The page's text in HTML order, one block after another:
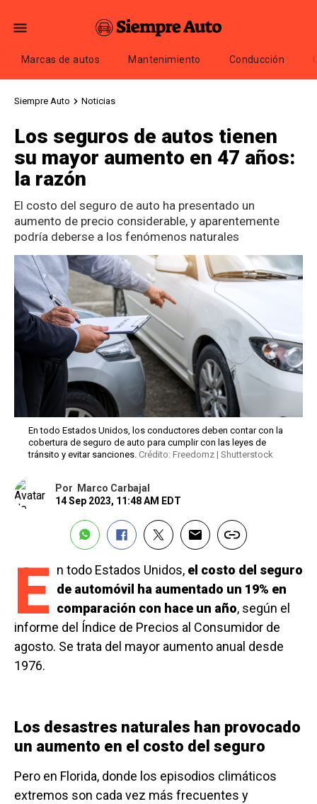
Marcas de autos Mantenimiento Conducción
Siempre Auto Noticias
Los seguros de autos tienen
su mayor aumento en 47 años:
la razón
El costo del seguro de auto ha presentado un
aumento de precio considerable, y aparentemente
podría deberse a los fenómenos naturales
En todo Estados Unidos, los conductores deben contar con la
cobertura de seguro de auto para cumplir con las leyes de
tránsito y evitar sanciones. Crédito: Freedomz | Shutterstock
Por
Marco Carbajal
14 Sep 2023, 11:48 AM EDT
E n todo Estados Unidos, el costo del seguro
de automóvil ha aumentado un 19% en
comparación con hace un año, según el
informe del Índice de Precios al Consumidor de
agosto. Se trata del mayor aumento anual desde
1976.
Los desastres naturales han provocado
un aumento en el costo del seguro
Pero en Florida, donde los episodios climáticos
extremos son cada vez más frecuentes y